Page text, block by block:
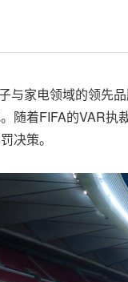
与家电领域的领先
随着FIFA的VAR
决策。